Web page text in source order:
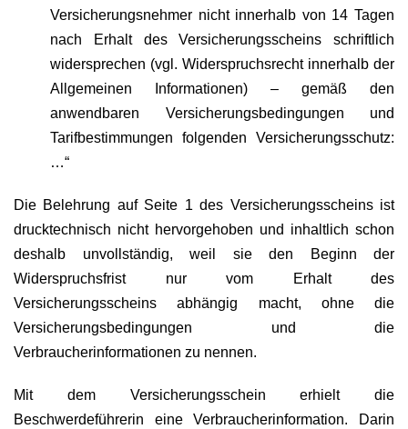
Versicherungsnehmer nicht innerhalb von 14 Tagen
nach Erhalt des Versicherungsscheins schriftlich
widersprechen (vgl. Widerspruchsrecht innerhalb der
Allgemeinen Informationen) – gemäß den
anwendbaren Versicherungsbedingungen und
Tarifbestimmungen folgenden Versicherungsschutz:
…“
Die Belehrung auf Seite 1 des Versicherungsscheins ist
drucktechnisch nicht hervorgehoben und inhaltlich schon
deshalb unvollständig, weil sie den Beginn der
Widerspruchsfrist nur vom Erhalt des
Versicherungsscheins abhängig macht, ohne die
Versicherungsbedingungen und die
Verbraucherinformationen zu nennen.
Mit dem Versicherungsschein erhielt die
Beschwerdeführerin eine Verbraucherinformation. Darin